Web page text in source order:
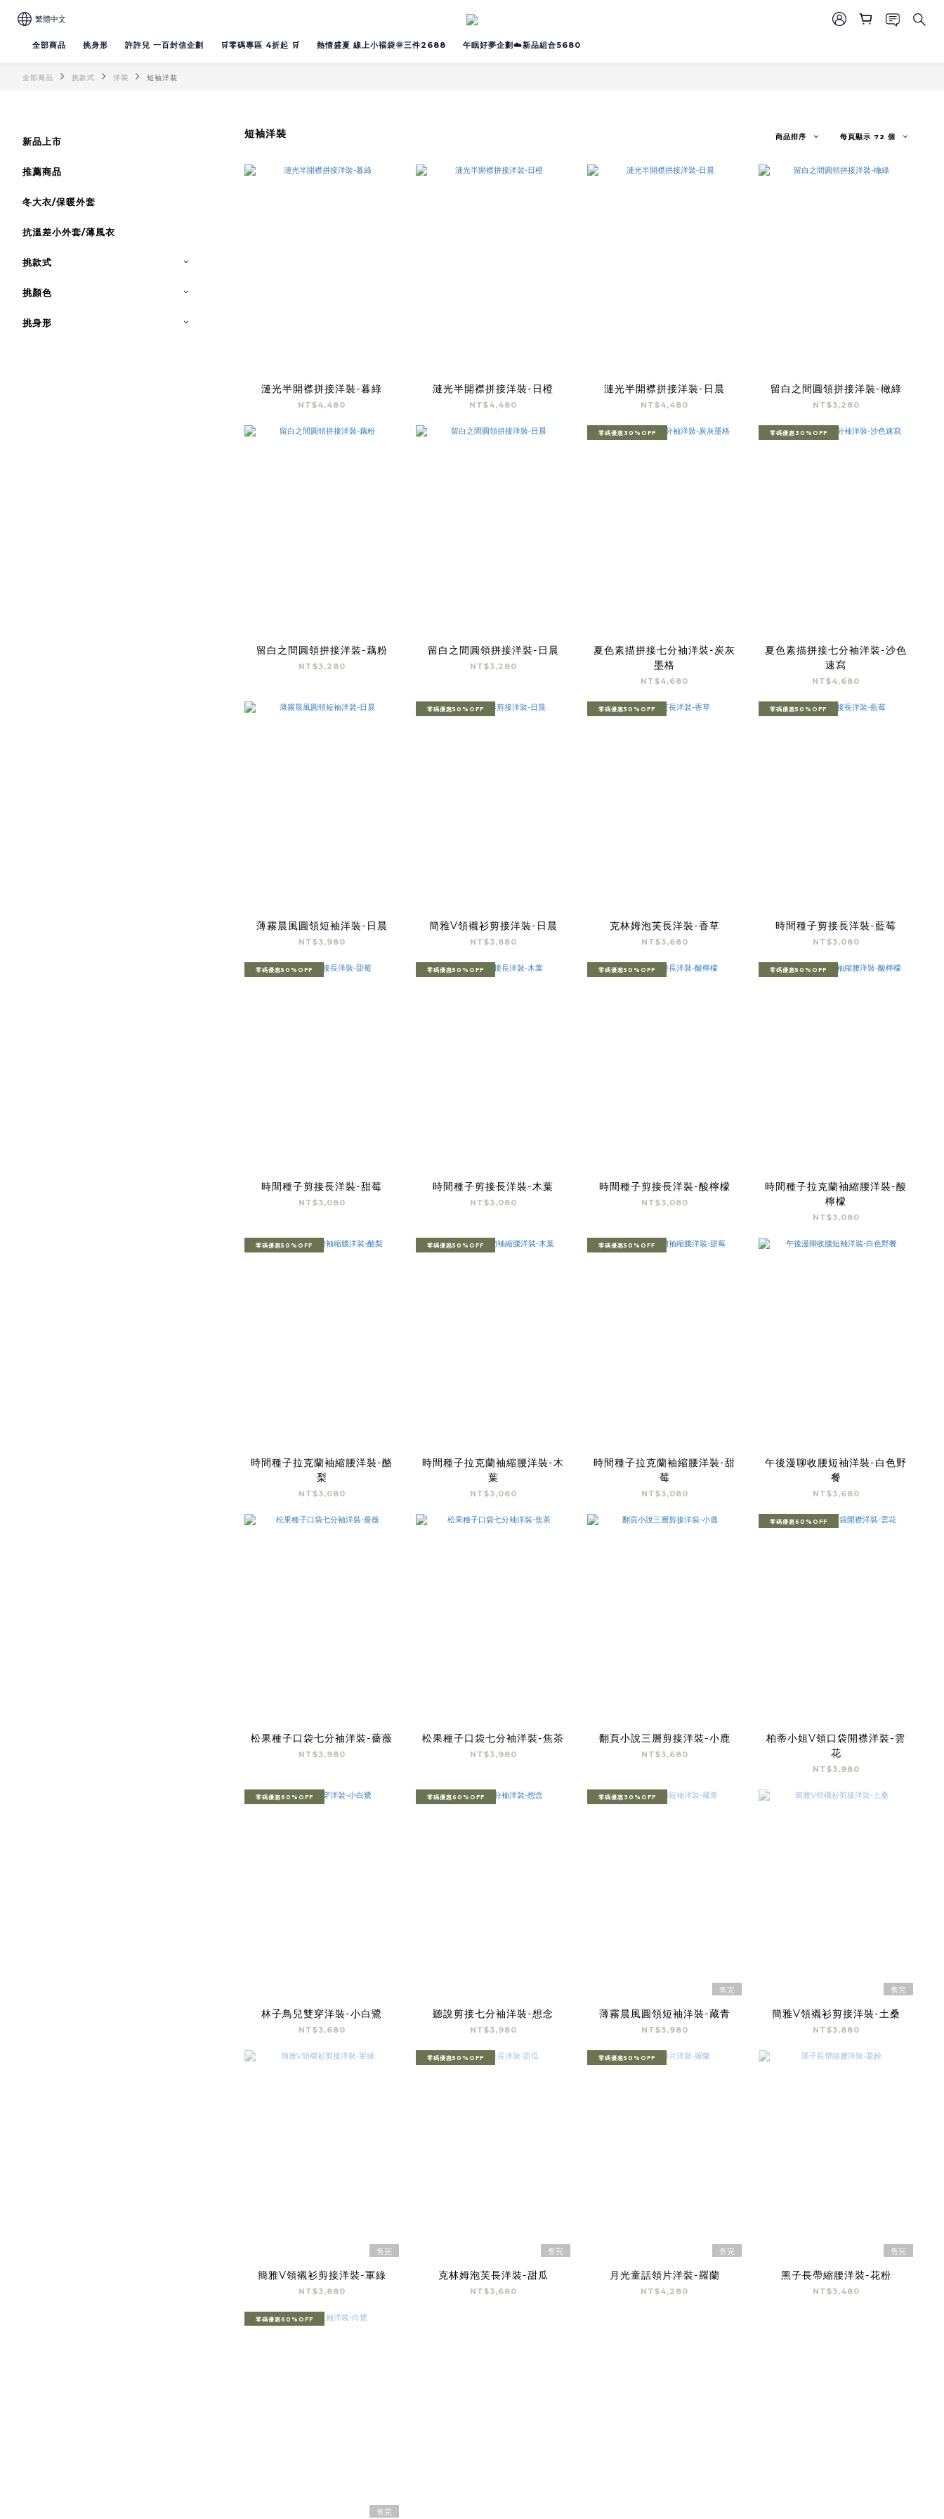
繁體中文
全部商品 挑身形 許許兒 一百封信企劃 🛒零碼專區 4折起 🛒 熱情盛夏 線上小褔袋🌞三件2688 午眠好夢企劃☁️新品組合5680
全部商品 挑款式 洋裝 短袖洋裝
新品上市
推薦商品
冬大衣/保暖外套
抗溫差小外套/薄風衣
挑款式
挑顏色
挑身形
短袖洋裝 商品排序 每頁顯示 72 個
漣光半開襟拼接洋裝-暮綠
NT$4,480
漣光半開襟拼接洋裝-日橙
NT$4,480
漣光半開襟拼接洋裝-日晨
NT$4,480
留白之間圓領拼接洋裝-橄綠
NT$3,280
留白之間圓領拼接洋裝-藕粉
NT$3,280
留白之間圓領拼接洋裝-日晨
NT$3,280
零碼優惠30%OFF
夏色素描拼接七分袖洋裝-炭灰
墨格
NT$4,680
零碼優惠30%OFF
夏色素描拼接七分袖洋裝-沙色
速寫
NT$4,680
薄霧晨風圓領短袖洋裝-日晨
NT$3,980
零碼優惠50%OFF
簡雅V領襯衫剪接洋裝-日晨
NT$3,880
零碼優惠50%OFF
克林姆泡芙長洋裝-香草
NT$3,680
零碼優惠50%OFF
時間種子剪接長洋裝-藍莓
NT$3,080
零碼優惠50%OFF
時間種子剪接長洋裝-甜莓
NT$3,080
零碼優惠50%OFF
時間種子剪接長洋裝-木葉
NT$3,080
零碼優惠50%OFF
時間種子剪接長洋裝-酸檸檬
NT$3,080
零碼優惠50%OFF
時間種子拉克蘭袖縮腰洋裝-酸
檸檬
NT$3,080
零碼優惠50%OFF
時間種子拉克蘭袖縮腰洋裝-酪
梨
NT$3,080
零碼優惠50%OFF
時間種子拉克蘭袖縮腰洋裝-木
葉
NT$3,080
零碼優惠50%OFF
時間種子拉克蘭袖縮腰洋裝-甜
莓
NT$3,080
午後漫聊收腰短袖洋裝-白色野
餐
NT$3,680
松果種子口袋七分袖洋裝-薔薇
NT$3,980
松果種子口袋七分袖洋裝-焦茶
NT$3,980
翻頁小說三層剪接洋裝-小鹿
NT$3,680
零碼優惠60%OFF
柏蒂小姐V領口袋開襟洋裝-雲
花
NT$3,980
零碼優惠60%OFF
林子鳥兒雙穿洋裝-小白鷺
NT$3,680
零碼優惠60%OFF
聽說剪接七分袖洋裝-想念
NT$3,980
零碼優惠30%OFF
售完
薄霧晨風圓領短袖洋裝-藏青
NT$3,980
售完
簡雅V領襯衫剪接洋裝-土桑
NT$3,880
售完
簡雅V領襯衫剪接洋裝-軍綠
NT$3,880
零碼優惠50%OFF
售完
克林姆泡芙長洋裝-甜瓜
NT$3,680
零碼優惠50%OFF
售完
月光童話領片洋裝-羅蘭
NT$4,280
售完
黑子長帶縮腰洋裝-花粉
NT$3,480
零碼優惠60%OFF
售完